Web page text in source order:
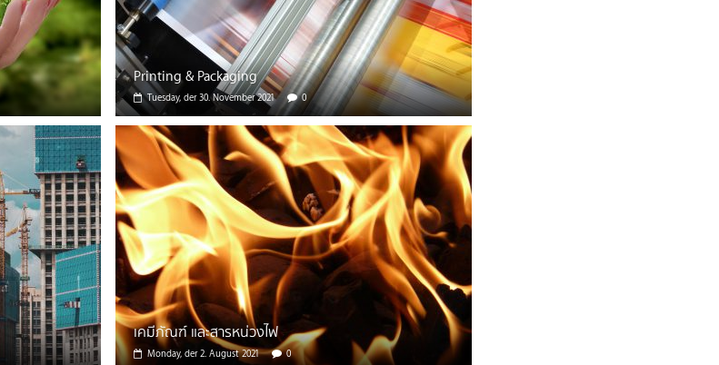
Printing & Packaging
Tuesday, der 30. November 2021 0
เคมีภัณฑ์ และสารหน่วงไฟ
Monday, der 2. August 2021 0